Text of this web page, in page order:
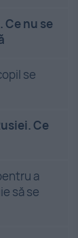
Ce nu se
se
Ce
a
să se